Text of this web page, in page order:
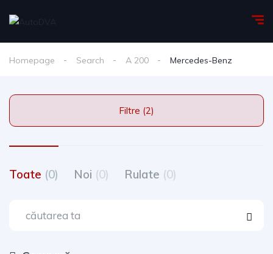
Homepage Search A 200 Mercedes-Benz
Filtre (2)
Toate (0) Noi (0) Rulate (0)